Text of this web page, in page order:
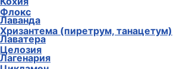
Флокс
Хризантема (пиретрум, танацетум)
Целозия
Лаванда
Лаватера
Лагенария